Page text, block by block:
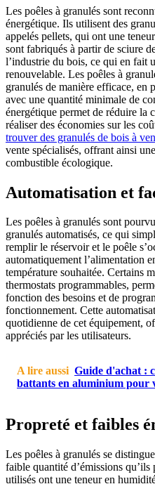
Les poêles à granulés sont
énergétique. Ils utilisent des
appelés pellets, qui ont une
sont fabriqués à partir de sciure
l’industrie du bois, ce qui en fait
renouvelable. Les poêles à
granulés de manière efficace, en
avec une quantité minimale de
énergétique permet de réduire la
réaliser des économies sur les
trouver des granulés de bois à
vente spécialisés, offrant ainsi
combustible écologique.
Automatisation et
Les poêles à granulés sont
granulés automatisés, ce qui
remplir le réservoir et le poêle
automatiquement l’alimentation
température souhaitée. Certains
thermostats programmables,
fonction des besoins et de
fonctionnement. Cette
quotidienne de cet équipement,
appréciés par les utilisateurs.
A lire aussi Guide d'achat :
battants en aluminium pour
Propreté et faibles
Les poêles à granulés se
faible quantité d’émissions
utilisés ont une teneur en